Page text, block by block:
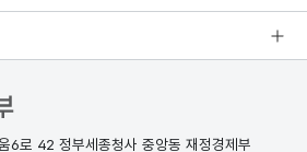
6로 42 정부세종청사 중앙동 재정경제부